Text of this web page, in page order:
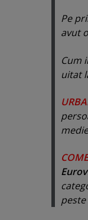
Pe
avut
Cum
uitat
peste